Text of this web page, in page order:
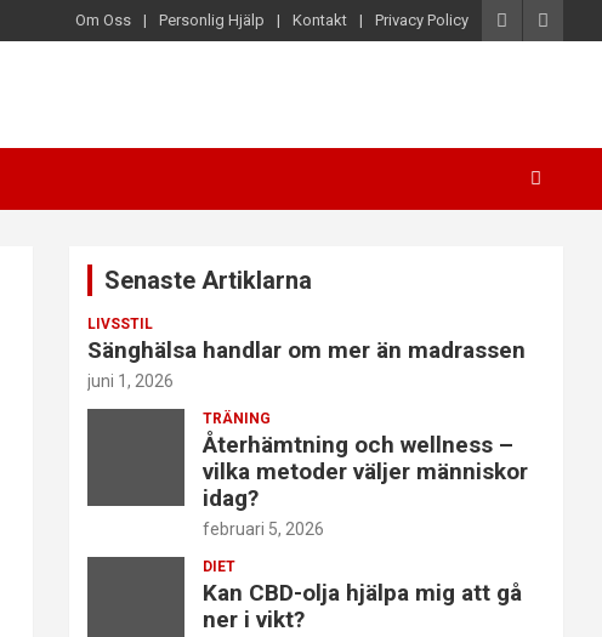
Om Oss Personlig Hjälp Kontakt Privacy Policy
Senaste Artiklarna
LIVSSTIL
Sänghälsa handlar om mer än madrassen
juni 1, 2026
TRÄNING
Återhämtning och wellness –
vilka metoder väljer människor
idag?
februari 5, 2026
DIET
Kan CBD-olja hjälpa mig att gå
ner i vikt?